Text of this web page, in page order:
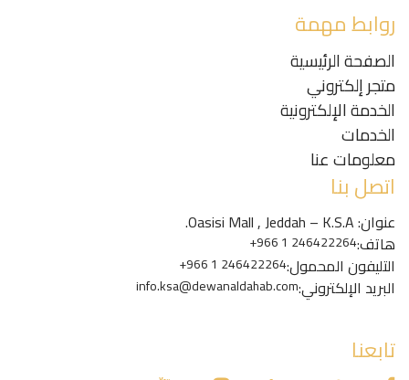
روابط مهمة
الصفحة الرئيسية
متجر إلكتروني
الخدمة الإلكترونية
الخدمات
معلومات عنا
اتصل بنا
عنوان: Oasisi Mall , Jeddah – K.S.A.
هاتف:+966 1 246422264
التليفون المحمول:+966 1 246422264
البريد الإلكتروني:info.ksa@dewanaldahab.com
تابعنا